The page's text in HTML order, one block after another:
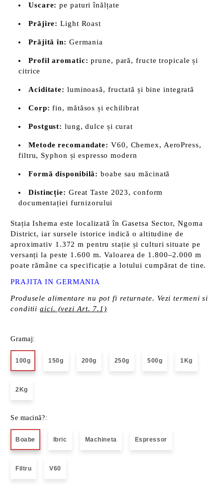
Uscare: pe paturi înălțate
Prăjire: Light Roast
Prăjită în: Germania
Profil aromatic: prune, pară, fructe tropicale și
citrice
Aciditate: luminoasă, fructată și bine integrată
Corp: fin, mătăsos și echilibrat
Postgust: lung, dulce și curat
Metode recomandate: V60, Chemex, AeroPress,
filtru, Syphon și espresso modern
Formă disponibilă: boabe sau măcinată
Distincție: Great Taste 2023, conform
documentației furnizorului
Stația Ishema este localizată în Gasetsa Sector, Ngoma
District, iar sursele istorice indică o altitudine de
aproximativ 1.372 m pentru stație și culturi situate pe
versanți la peste 1.600 m. Valoarea de 1.800–2.000 m
poate rămâne ca specificație a lotului cumpărat de tine.
PRAJITA IN GERMANIA
Produsele alimentare nu pot fi returnate. Vezi termeni si
conditiiaici. (vezi Art. 7.1)
Gramaj:
100g 150g 200g 250g 500g 1Kg
2Kg
Se macină?:
Boabe Ibric Machineta Espressor
Filtru V60